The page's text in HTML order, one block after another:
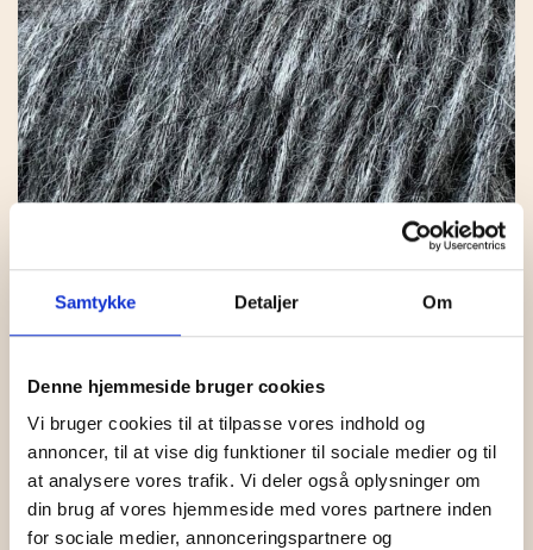
Samtykke Detaljer Om
Denne hjemmeside bruger cookies
Vi bruger cookies til at tilpasse vores indhold og
annoncer, til at vise dig funktioner til sociale medier og til
at analysere vores trafik. Vi deler også oplysninger om
din brug af vores hjemmeside med vores partnere inden
for sociale medier, annonceringspartnere og
SNEFNUG 7109 MELLEMGRÅ
KR.78,00